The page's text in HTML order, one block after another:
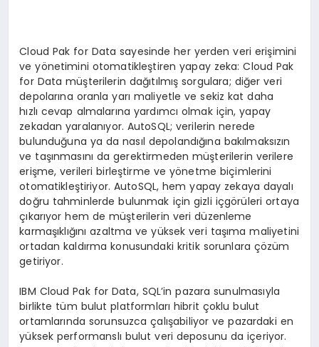
Cloud Pak for Data sayesinde her yerden veri erişimini
ve yönetimini otomatikleştiren yapay zeka: Cloud Pak
for Data müşterilerin dağıtılmış sorgulara; diğer veri
depolarına oranla yarı maliyetle ve sekiz kat daha
hızlı cevap almalarına yardımcı olmak için, yapay
zekadan yaralanıyor. AutoSQL; verilerin nerede
bulunduğuna ya da nasıl depolandığına bakılmaksızın
ve taşınmasını da gerektirmeden müşterilerin verilere
erişme, verileri birleştirme ve yönetme biçimlerini
otomatikleştiriyor. AutoSQL, hem yapay zekaya dayalı
doğru tahminlerde bulunmak için gizli içgörüleri ortaya
çıkarıyor hem de müşterilerin veri düzenleme
karmaşıklığını azaltma ve yüksek veri taşıma maliyetini
ortadan kaldırma konusundaki kritik sorunlara çözüm
getiriyor.
IBM Cloud Pak for Data, SQL’in pazara sunulmasıyla
birlikte tüm bulut platformları hibrit çoklu bulut
ortamlarında sorunsuzca çalışabiliyor ve pazardaki en
yüksek performanslı bulut veri deposunu da içeriyor.